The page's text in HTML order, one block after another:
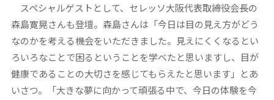
スペシャルゲストとして、セレッソ大阪代表取締役会長の
森島寛晃さんも登壇。森島さんは「今日は目の見え方がどう
なのかを考える機会をいただきました。見えにくくなるとい
ろいろなことで困るということを学べたと思いますし、目が
健康であることの大切さを感じてもらえたと思います」とあ
いさつ。「大きな夢に向かって頑張る中で、今日の体験を今